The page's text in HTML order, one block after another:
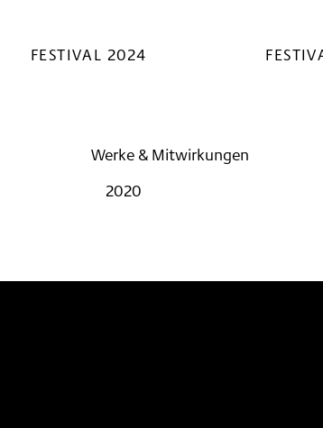
FESTIVAL 2024
Werke & Mitwirkungen
2020